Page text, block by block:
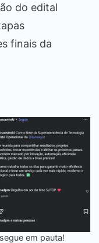
do edital
finais da
em pauta!